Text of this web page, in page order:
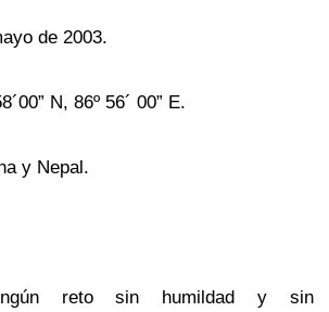
de 2003.
N, 86º 56´ 00” E.
y Nepal.
reto sin humildad y sin